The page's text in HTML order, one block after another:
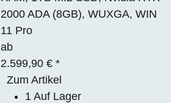
2000 ADA (8GB), WUXGA, WIN
11 Pro
ab
2.599,90 €*
Zum Artikel
1 Auf Lager